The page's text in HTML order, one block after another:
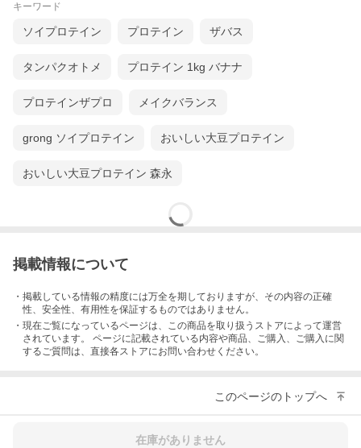
キーワード
ソイプロテイン プロテイン ザバス
タンパクオトメ プロテイン 1kg バナナ
プロテインザプロ メイクバランス
grong ソイプロテイン おいしい大豆プロテイン
おいしい大豆プロテイン 森永
掲載情報について
・掲載している情報の精度には万全を期しておりますが、その内容の正確
性、安全性、有用性を保証するものではありません。
・現在ご覧になっているページは、この商品を取り扱うストアによって運営
されています。 ページに記載されている内容や商品、ご購入 、ご購入に関
するご質問は、直接各ストアにお問い合わせください。
このページのトップへ
在庫がありません